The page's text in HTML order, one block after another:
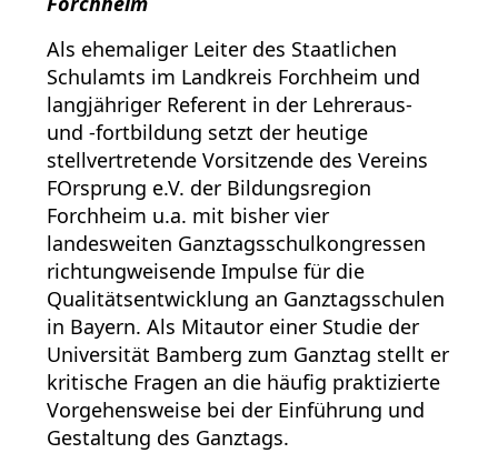
Als ehemaliger Leiter des Staatlichen
Schulamts im Landkreis Forchheim und
langjähriger Referent in der Lehreraus-
und -fortbildung setzt der heutige
stellvertretende Vorsitzende des Vereins
FOrsprung e.V. der Bildungsregion
Forchheim u.a. mit bisher vier
landesweiten Ganztagsschulkongressen
richtungweisende Impulse für die
Qualitätsentwicklung an Ganztagsschulen
in Bayern. Als Mitautor einer Studie der
Universität Bamberg zum Ganztag stellt er
kritische Fragen an die häufig praktizierte
Vorgehensweise bei der Einführung und
Gestaltung des Ganztags.